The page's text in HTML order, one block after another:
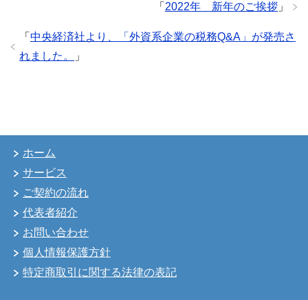
「 2022年 新年のご挨拶 」
「 中央経済社より、「外資系企業の税務Q&A」が発売さ
れました。
」
ホーム
サービス
ご契約の流れ
代表者紹介
お問い合わせ
個人情報保護方針
特定商取引に関する法律の表記